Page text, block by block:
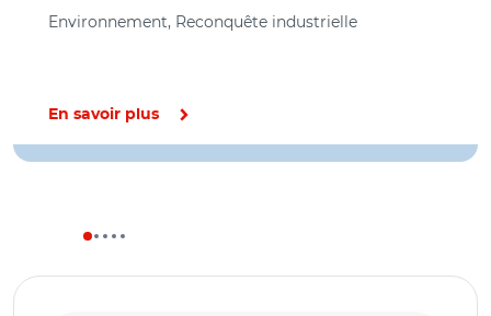
Environnement, Reconquête industrielle
En savoir plus